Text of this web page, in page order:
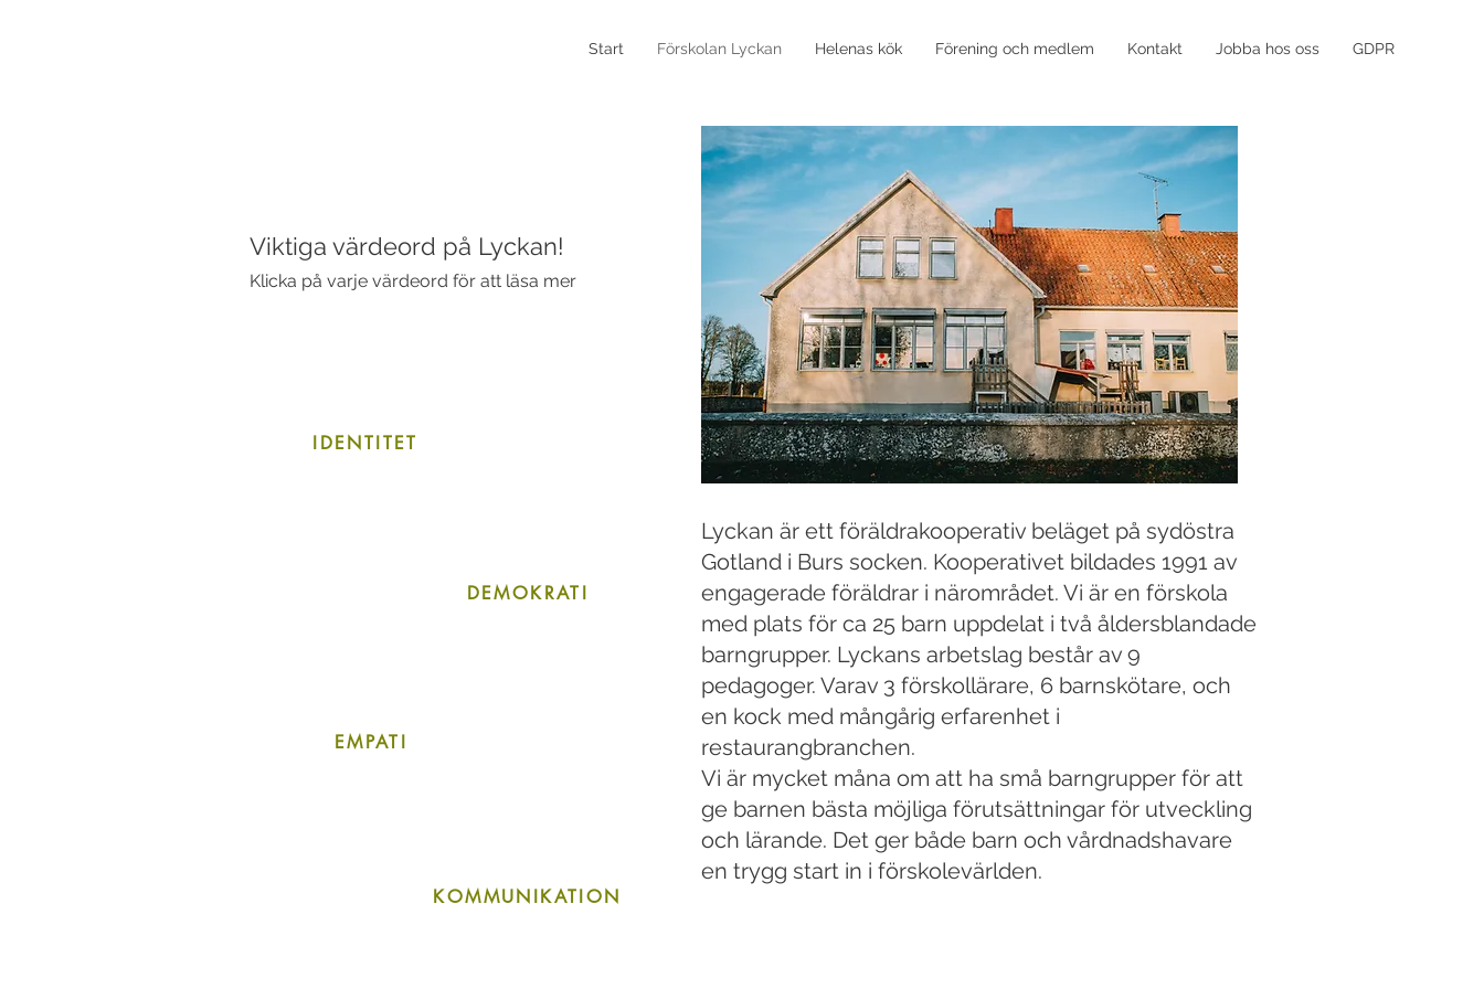
Start Förskolan Lyckan Helenas kök Förening och medlem Kontakt Jobba hos oss GDPR
Viktiga värdeord på Lyckan!
Klicka på varje värdeord för att läsa mer
DEMOKRATI
IDENTITET
EMPATI
KOMMUNIKATION
Lyckan är ett föräldrakooperativ beläget på sydöstra
Gotland i Burs socken. Kooperativet bildades 1991 av
engagerade föräldrar i närområdet. Vi är en förskola
med plats för ca 25 barn uppdelat i två åldersblandade
barngrupper. Lyckans arbetslag består av 9
pedagoger. Varav 3 förskollärare, 6 barnskötare, och
en kock med mångårig erfarenhet i
restaurangbranchen.
Vi är mycket måna om att ha små barngrupper för att
ge barnen bästa möjliga förutsättningar för utveckling
och lärande. Det ger både barn och vårdnadshavare
en trygg start in i förskolevärlden.